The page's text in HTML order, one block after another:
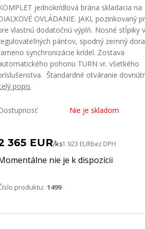
jednokrídlová brána skladacia na
OVLÁDANIE. JAKL pozinkovaný
vlastnú dodatočnú výplň. Nosné stĺpiky
pántov, spodný zemný
synchronizácie krídel. Zostava
pohonu TURN vr. všetkého
Štandardné otváranie
popis
Nie je skladom
365 EUR/ks1 923 EURbez DPH
nie je k dispozícii
produktu: 1499